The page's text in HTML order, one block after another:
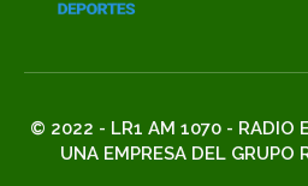
© 2022 - LR1 AM 1070 - RADIO
UNA EMPRESA DEL GRUPO